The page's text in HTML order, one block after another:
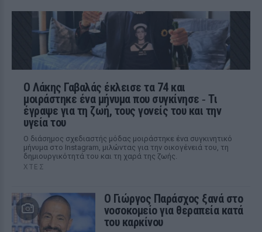
Ο Λάκης Γαβαλάς έκλεισε τα 74 και
μοιράστηκε ένα μήνυμα που συγκίνησε ‑ Τι
έγραψε για τη ζωή, τους γονείς του και την
υγεία του
Ο διάσημος σχεδιαστής μόδας μοιράστηκε ένα συγκινητικό
μήνυμα στο Instagram, μιλώντας για την οικογένειά του, τη
δημιουργικότητά του και τη χαρά της ζωής.
ΧΤΕΣ
O Γιώργος Παράσχος ξανά στο
νοσοκομείο για θεραπεία κατά
του καρκίνου